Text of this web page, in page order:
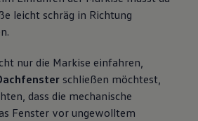
leicht schräg in Richtung
nur die Markise einfahren,
schließen möchtest,
dass die mechanische
Fenster vor ungewolltem